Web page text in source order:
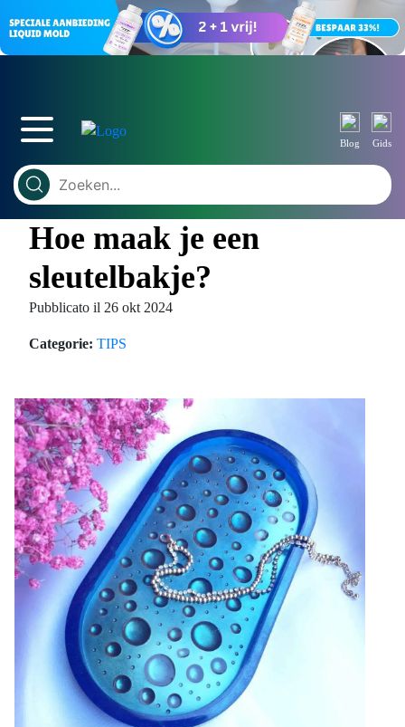
Blog Gids
Hoe maak je een
sleutelbakje?
Pubblicato il 26 okt 2024
Categorie: TIPS